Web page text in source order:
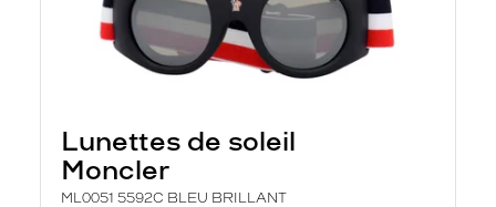
Lunettes de soleil
Moncler
ML0051 5592C BLEU BRILLANT